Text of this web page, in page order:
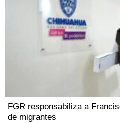
FGR responsabiliza a
de migrantes